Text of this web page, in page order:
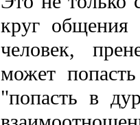
круг
человек,
может
"попасть в